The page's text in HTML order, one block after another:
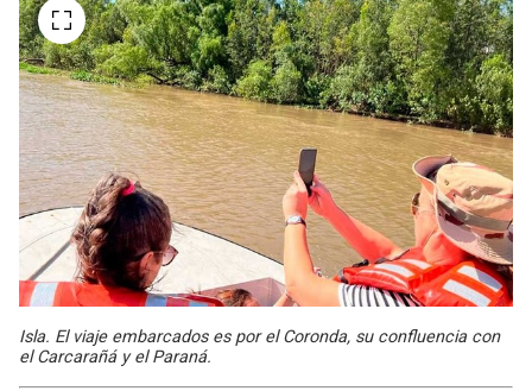
Isla. El viaje embarcados es por el Coronda, su confluencia con
el Carcarañá y el Paraná.